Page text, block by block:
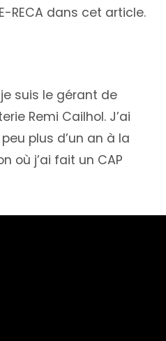
RECA dans cet article.
je suis le gérant de
Remi Cailhol. J’ai
plus d’un an à la
où j’ai fait un CAP